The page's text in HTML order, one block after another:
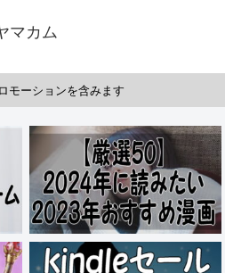
マカム
モーションを含みます